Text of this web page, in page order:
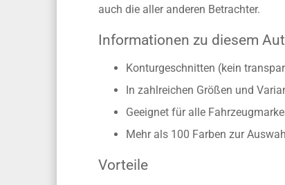
auch die aller anderen Betrachter.
Informationen zu diesem
Konturgeschnitten (kein
In zahlreichen Größen und
Geeignet für alle
Mehr als 100 Farben zur Auswahl
Vorteile